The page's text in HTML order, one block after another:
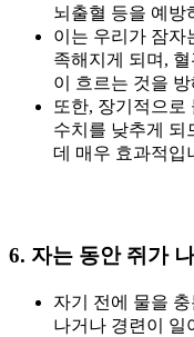
뇌출혈 등을 예방
이는 우리가 잠자
족해지게 되며,
이 흐르는 것을
또한, 장기적으로
수치를 낮추게 되
데 매우 효과적입
6. 자는 동안 쥐가
자기 전에 물을
나거나 경련이 일